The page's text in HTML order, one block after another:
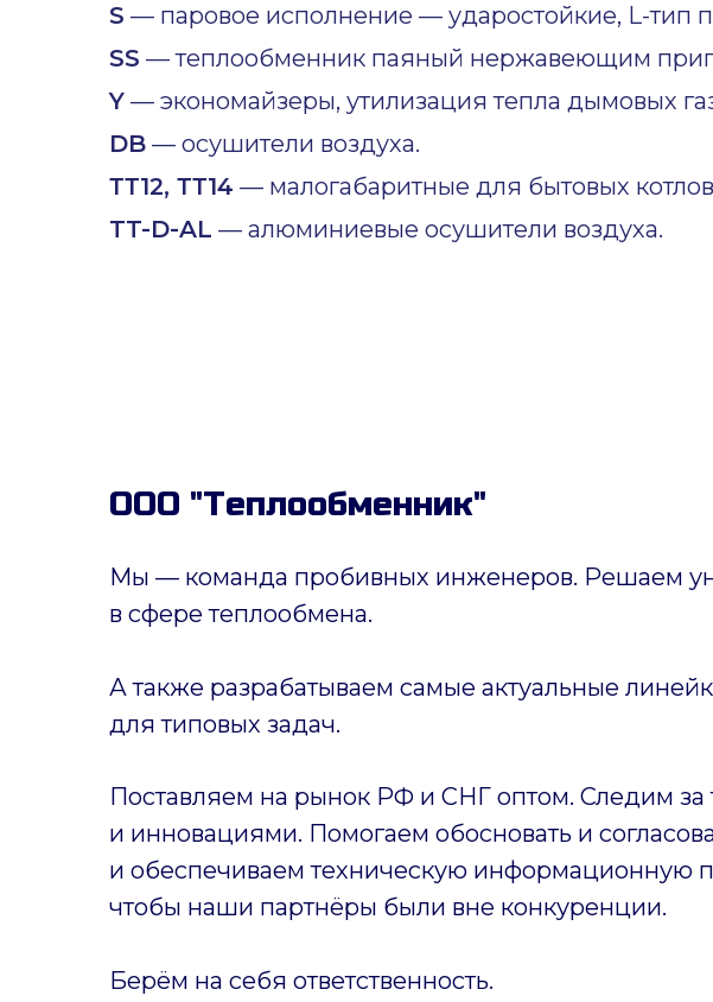
S — паровое исполнение — ударостойкие, L-тип
SS — теплообменник паяный нержавеющим
Y — экономайзеры, утилизация тепла дымовых
DB — осушители воздуха.
ТТ12, ТТ14 — малогабаритные для бытовых
TT-D-AL — алюминиевые осушители воздуха.
ООО "Теплообменник"
Мы — команда пробивных инженеров. Решаем
в сфере теплообмена.
А также разрабатываем самые актуальные
для типовых задач.
Берём на себя ответственность.
Поставляем на рынок РФ и СНГ оптом. Следим за
и инновациями. Помогаем обосновать и
и обеспечиваем техническую информационную
чтобы наши партнёры были вне конкуренции.